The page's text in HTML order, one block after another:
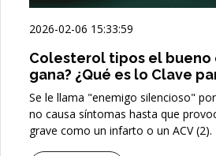
2026-02-06 15:33:59
Colesterol tipos el bueno
gana? ¿Qué es lo Clave
Se le llama "enemigo silencioso"
no causa síntomas hasta que
grave como un infarto o un ACV (2).